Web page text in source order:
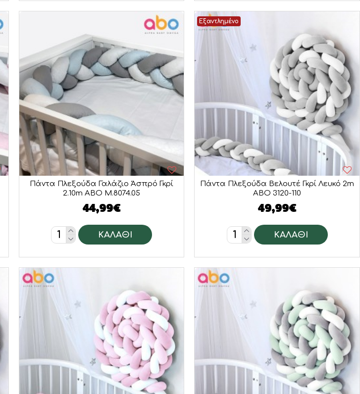
Πάντα Πλεξούδα Γαλάζιο Άσπρό Γκρί
2.10m ABO M.8074.05
44,99€
ΚΑΛΆΘΙ
Εξαντλημένο
Πάντα Πλεξούδα Βελουτέ Γκρί Λευκό 2m
ABO 3120-110
49,99€
ΚΑΛΆΘΙ